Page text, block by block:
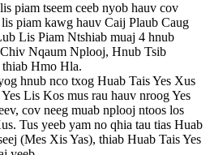
piam tseem ceeb nyob hauv cov
piam kawg hauv Caij Plaub Caug
Lis Piam Ntshiab muaj 4 hnub
Nqaum Nplooj, Hnub Tsib
Hmo Hla.
hnub nco txog Huab Tais Yes Xus
Lis Kos mus rau hauv nroog Yes
cov neeg muab nplooj ntoos los
Tus yeeb yam no qhia tau tias Huab
(Mes Xis Yas), thiab Huab Tais Yes